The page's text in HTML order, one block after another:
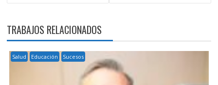
TRABAJOS RELACIONADOS
Salud Educación Sucesos